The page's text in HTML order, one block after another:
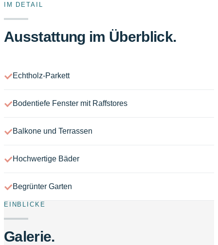
IM DETAIL
Ausstattung im Überblick.
Echtholz-Parkett
Bodentiefe Fenster mit Raffstores
Balkone und Terrassen
Hochwertige Bäder
Begrünter Garten
EINBLICKE
Galerie.